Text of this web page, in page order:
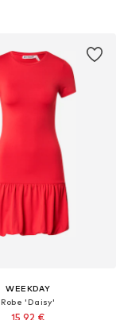
WEEKDAY
Robe 'Daisy'
15,92 €